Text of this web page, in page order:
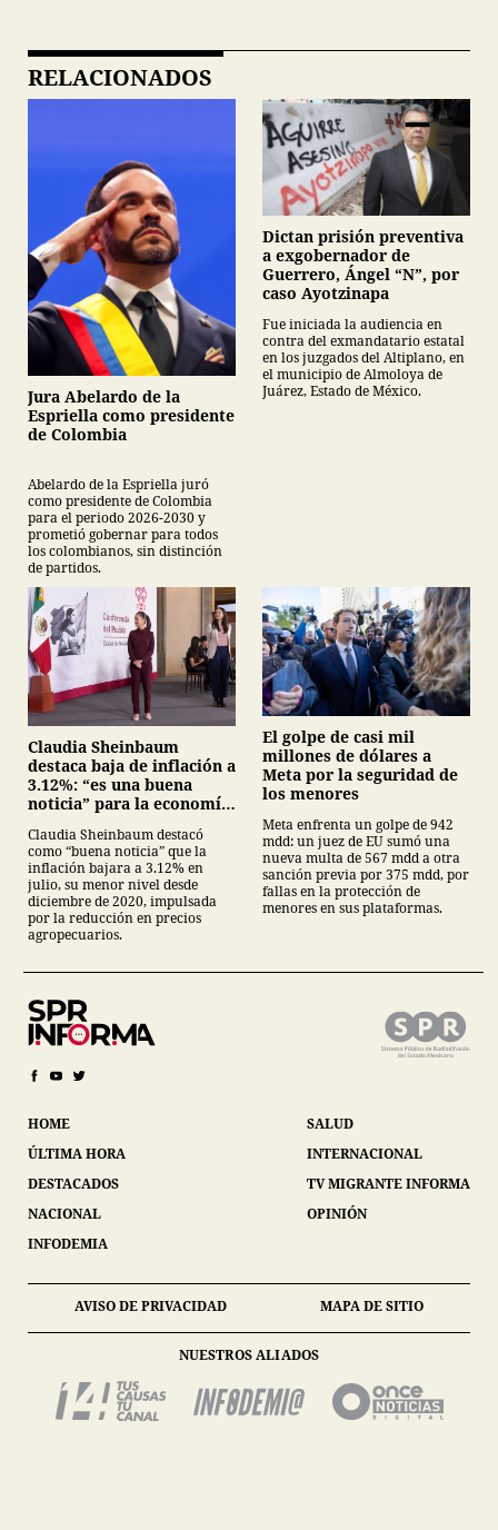
RELACIONADOS
Jura Abelardo de la
Espriella como presidente
de Colombia
Abelardo de la Espriella juró
como presidente de Colombia
para el periodo 2026-2030 y
prometió gobernar para todos
los colombianos, sin distinción
de partidos.
Dictan prisión preventiva
a exgobernador de
Guerrero, Ángel “N”, por
caso Ayotzinapa
Fue iniciada la audiencia en
contra del exmandatario estatal
en los juzgados del Altiplano, en
el municipio de Almoloya de
Juárez, Estado de México.
Claudia Sheinbaum
destaca baja de inflación a
3.12%: “es una buena
noticia” para la economía
Claudia Sheinbaum destacó
como “buena noticia” que la
inflación bajara a 3.12% en
julio, su menor nivel desde
diciembre de 2020, impulsada
por la reducción en precios
agropecuarios.
El golpe de casi mil
millones de dólares a
Meta por la seguridad de
los menores
Meta enfrenta un golpe de 942
mdd: un juez de EU sumó una
nueva multa de 567 mdd a otra
sanción previa por 375 mdd, por
fallas en la protección de
menores en sus plataformas.
HOME
ÚLTIMA HORA
DESTACADOS
NACIONAL
INFODEMIA
SALUD
INTERNACIONAL
TV MIGRANTE INFORMA
OPINIÓN
AVISO DE PRIVACIDAD MAPA DE SITIO
NUESTROS ALIADOS